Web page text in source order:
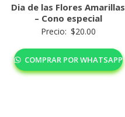
Dia de las Flores Amarillas
– Cono especial
Precio: $20.00
COMPRAR POR WHATSAPP